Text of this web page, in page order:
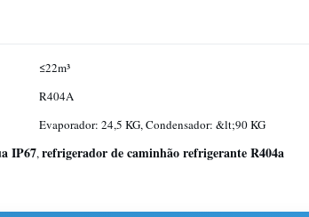
≤22m³
R404A
Evaporador: 24,5 KG, Condensador: &lt;90 KG
IP67,refrigerador de caminhão refrigerante R404a